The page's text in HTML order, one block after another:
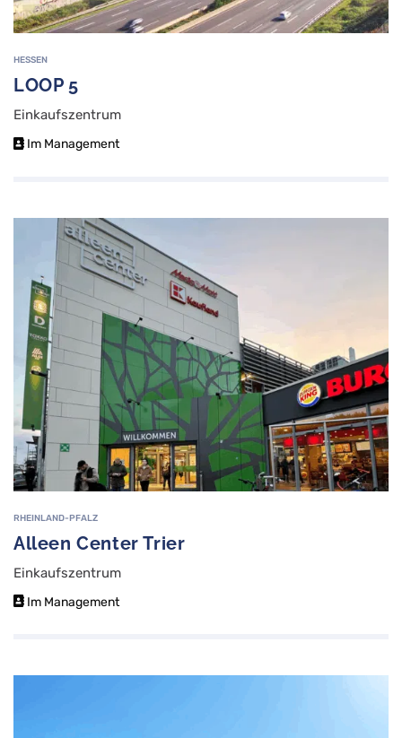
HESSEN
LOOP 5
Einkaufszentrum
Im Management
RHEINLAND-PFALZ
Alleen Center Trier
Einkaufszentrum
Im Management